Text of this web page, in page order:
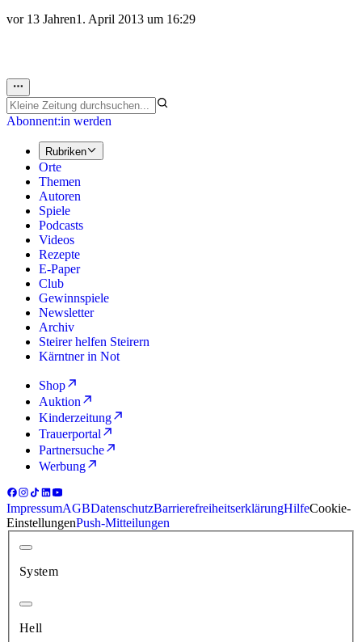
vor 13 Jahren1. April 2013 um 16:29
Abonnent:in werden
Rubriken
Orte
Themen
Autoren
Spiele
Podcasts
Videos
Rezepte
E-Paper
Club
Gewinnspiele
Newsletter
Archiv
Steirer helfen Steirern
Kärntner in Not
Shop
Auktion
Kinderzeitung
Trauerportal
Partnersuche
Werbung
ImpressumAGBDatenschutzBarrierefreiheitserklärungHilfeCookie-
EinstellungenPush-Mitteilungen
System
Hell